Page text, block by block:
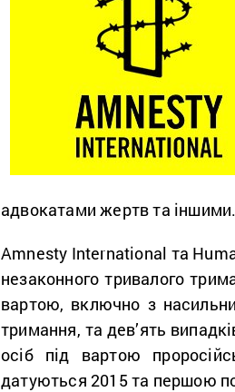
адвокатами жертв та іншими.
Amnesty International та
незаконного тривалого
вартою, включно з
тримання, та дев’ять
осіб під вартою
датуються 2015 та першою